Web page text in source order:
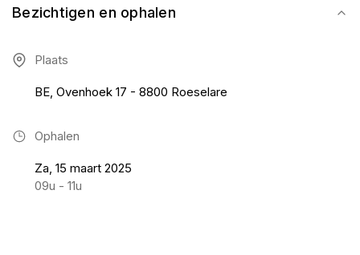
Bezichtigen en ophalen
Plaats
BE, Ovenhoek 17 - 8800 Roeselare
Ophalen
Za, 15 maart 2025
09u - 11u